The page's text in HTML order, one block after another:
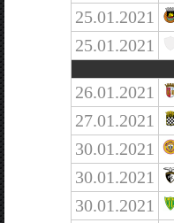
25.01.2021
25.01.2021
26.01.2021
27.01.2021
30.01.2021
30.01.2021
30.01.2021